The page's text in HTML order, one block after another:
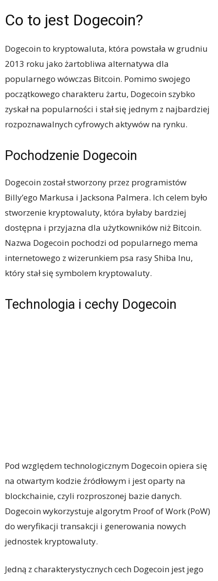
Co to jest Dogecoin?
Dogecoin to kryptowaluta, która powstała w grudniu
2013 roku jako żartobliwa alternatywa dla
popularnego wówczas Bitcoin. Pomimo swojego
początkowego charakteru żartu, Dogecoin szybko
zyskał na popularności i stał się jednym z najbardziej
rozpoznawalnych cyfrowych aktywów na rynku.
Pochodzenie Dogecoin
Dogecoin został stworzony przez programistów
Billy’ego Markusa i Jacksona Palmera. Ich celem było
stworzenie kryptowaluty, która byłaby bardziej
dostępna i przyjazna dla użytkowników niż Bitcoin.
Nazwa Dogecoin pochodzi od popularnego mema
internetowego z wizerunkiem psa rasy Shiba Inu,
który stał się symbolem kryptowaluty.
Technologia i cechy Dogecoin
Pod względem technologicznym Dogecoin opiera się
na otwartym kodzie źródłowym i jest oparty na
blockchainie, czyli rozproszonej bazie danych.
Dogecoin wykorzystuje algorytm Proof of Work (PoW)
do weryfikacji transakcji i generowania nowych
jednostek kryptowaluty.
Jedną z charakterystycznych cech Dogecoin jest jego